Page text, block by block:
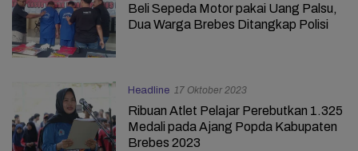
Beli Sepeda Motor pakai Uang Palsu,
Dua Warga Brebes Ditangkap Polisi
Headline 17 Oktober 2023
Ribuan Atlet Pelajar Perebutkan 1.325
Medali pada Ajang Popda Kabupaten
Brebes 2023